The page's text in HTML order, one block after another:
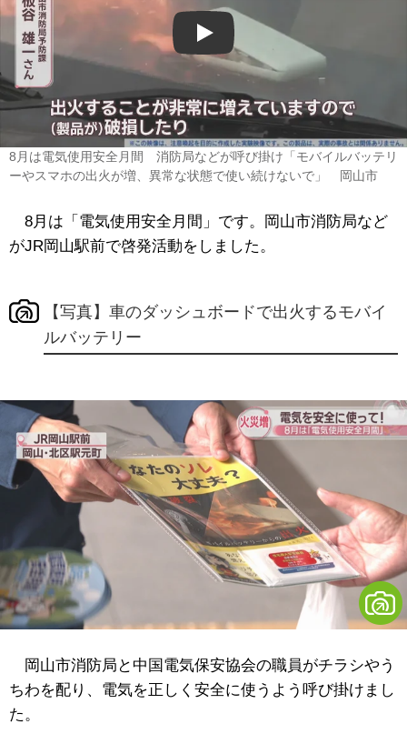
Play
8月は電気使用安全月間 消防局などが呼び掛け「モバイルバッテリ
ーやスマホの出火が増、異常な状態で使い続けないで」 岡山市
8月は「電気使用安全月間」です。岡山市消防局など
がJR岡山駅前で啓発活動をしました。
【写真】車のダッシュボードで出火するモバイ
ルバッテリー
岡山市消防局と中国電気保安協会の職員がチラシやう
ちわを配り、電気を正しく安全に使うよう呼び掛けまし
た。